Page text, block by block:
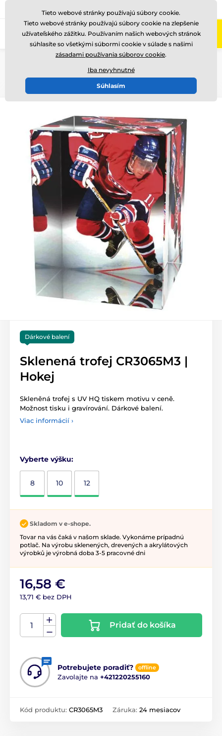
Zavolajte nám (Po-Pi 8-17) +421220255160
Dárkové balení
Sklenená trofej CR3065M3 |
Hokej
Skleněná trofej s UV HQ tiskem motivu v ceně.
Možnost tisku i gravírování. Dárkové balení.
Viac informácií ›
Vyberte výšku:
8 10 12
Skladom v e-shope.
Tovar na vás čaká v našom sklade. Vykonáme prípadnú
potlač. Na výrobu sklenených, drevených a akrylátových
výrobků je výrobná doba 3-5 pracovné dni
16,58 €
13,71 € bez DPH
Pridať do košíka
Potrebujete poradiť? offline
Zavolajte na +421220255160
Kód produktu: CR3065M3 Záruka: 24 mesiacov
Tieto webové stránky používajú súbory cookie.
Tieto webové stránky používajú súbory cookie na zlepšenie
užívateľského zážitku. Používaním našich webových stránok
súhlasíte so všetkými súbormi cookie v súlade s našimi
zásadami používania súborov cookie.
Iba nevyhnutné
Súhlasím